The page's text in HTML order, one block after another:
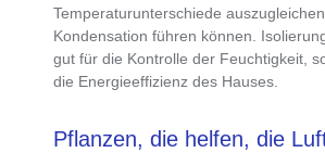
Temperaturunterschiede
Kondensation führen können.
gut für die Kontrolle der Feuchtigkeit,
die Energieeffizienz des Hauses.
Pflanzen, die helfen, die